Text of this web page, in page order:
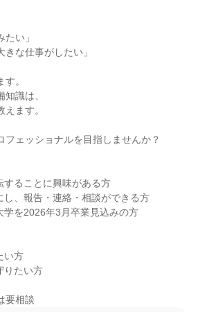
たい」
きな仕事がしたい」
。
識は、
ます。
フェッショナルを目指しませんか？
することに興味がある方
し、報告・連絡・相談ができる方
学を2026年3月卒業見込みの方
い方
りたい方
要相談